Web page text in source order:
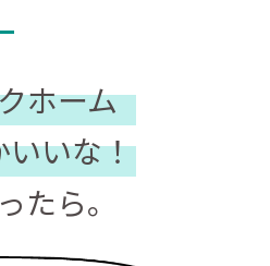
ホーム
いいな！
たら。